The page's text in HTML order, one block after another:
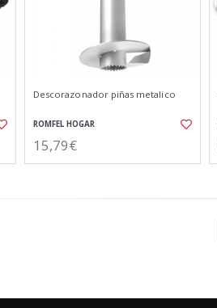
Descorazonador piñas metalico
ROMFEL HOGAR
15,79€